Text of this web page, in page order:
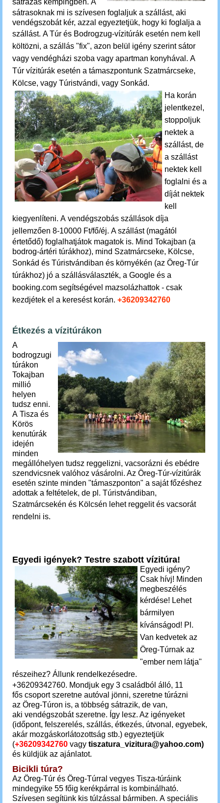
sátrasoknak mi is szívesen foglaljuk a szállást, aki
vendégszobát kér, azzal egyeztetjük, hogy ki foglalja a
szállást. A Túr és Bodrogzug-vízitúrák esetén nem kell
költözni, a szállás "fix", azon belül igény szerint sátor
vagy vendégházi szoba vagy apartman konyhával. A
Túr vízitúrák esetén a támaszpontunk Szatmárcseke,
Kölcse, vagy Túristvándi, vagy Sonkád.
Ha korán
jelentkezel,
stoppoljuk
nektek a
szállást, de
a szállást
nektek kell
foglalni és a
díját nektek
kell
kiegyenlíteni. A vendégszobás szállások díja
jellemzően 8-10000 Ft/fő/éj. A szállást (magától
értetődő) foglalhatjátok magatok is. Mind Tokajban (a
bodrog-ártéri túrákhoz), mind Szatmárcseke, Kölcse,
Sonkád és Túristvándiban és környékén (az Öreg-Túr
túrákhoz) jó a szállásválaszték, a Google és a
booking.com segítségével mazsolázhattok - csak
kezdjétek el a keresést korán. +36209342760
Étkezés a vízitúrákon
A
bodrogzugi
túrákon
Tokajban
millió
helyen
tudsz enni.
A Tisza és
Körös
kenutúrák
idején
minden
megállóhelyen tudsz reggelizni, vacsorázni és ebédre
szendvicsnek valóhoz vásárolni. Az Öreg-Túr-vízitúrák
esetén szinte minden "támaszponton" a saját főzéshez
adottak a feltételek, de pl. Túristvándiban,
Szatmárcsekén és Kölcsén lehet reggelit és vacsorát
rendelni is.
Egyedi igények? Testre szabott vízitúra!
Egyedi igény?
Csak hívj! Minden
megbeszélés
kérdése! Lehet
bármilyen
kívánságod! Pl.
Van kedvetek az
Öreg-Túrnak az
"ember nem látja"
részeihez? Állunk rendelkezésedre.
+36209342760. Mondjuk egy 3 családból álló, 11
fős csoport szeretne autóval jönni, szeretne túrázni
az Öreg-Túron is, a többség sátrazik, de van,
aki vendégszobát szeretne. Így lesz. Az igényeket
(időpont, felszerelés, szállás, étkezés, útvonal, egyebek,
akár mozgáskorlátozottság stb.) egyeztetjük
(+36209342760 vagy tiszatura_vizitura@yahoo.com)
és küldjük az ajánlatot.
Bicikli túra?
Az Öreg-Túr és Öreg-Túrral vegyes Tisza-túráink
mindegyike 55 főig kerékpárral is kombinálható.
Szívesen segítünk kis túlzással bármiben. A speciális